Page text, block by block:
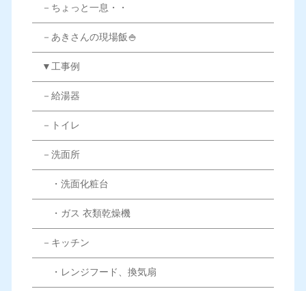
－ちょっと一息・・
－あきさんの現場飯🍚
▼工事例
－給湯器
－トイレ
－洗面所
・洗面化粧台
・ガス 衣類乾燥機
－キッチン
・レンジフード、換気扇